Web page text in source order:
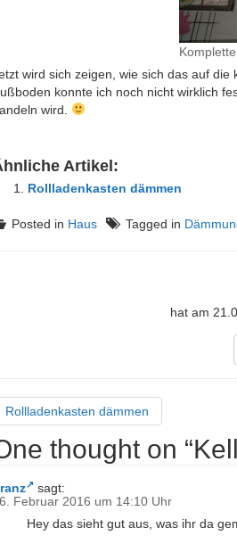
wird sich zeigen, wie sich das auf
konnte ich noch nicht wirklich
wird.
Artikel:
Rollladenkasten dämmen
Posted in Haus Tagged in
hat am
Rollladenkasten dämmen
thought on “
sagt:
Februar 2016 um 14:10 Uhr
Hey das sieht gut aus, was ihr da